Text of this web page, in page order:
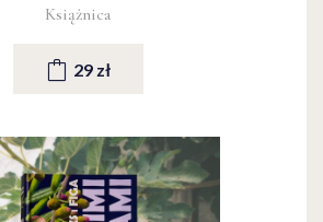
Książnica
29 zł